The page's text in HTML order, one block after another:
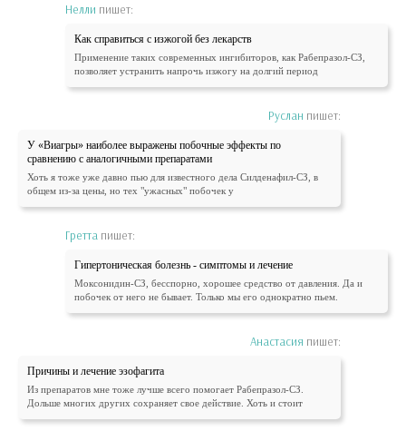
Нелли пишет:
Как справиться с изжогой без лекарств
Применение таких современных ингибиторов, как Рабепразол-СЗ,
позволяет устранить напрочь изжогу на долгий период
Руслан пишет:
У «Виагры» наиболее выражены побочные эффекты по
сравнению с аналогичными препаратами
Хоть я тоже уже давно пью для известного дела Силденафил-СЗ, в
общем из-за цены, но тех "ужасных" побочек у
Гретта пишет:
Гипертоническая болезнь - симптомы и лечение
Моксонидин-СЗ, бесспорно, хорошее средство от давления. Да и
побочек от него не бывает. Только мы его однократно пьем.
Анастасия пишет:
Причины и лечение эзофагита
Из препаратов мне тоже лучше всего помогает Рабепразол-СЗ.
Дольше многих других сохраняет свое действие. Хоть и стоит